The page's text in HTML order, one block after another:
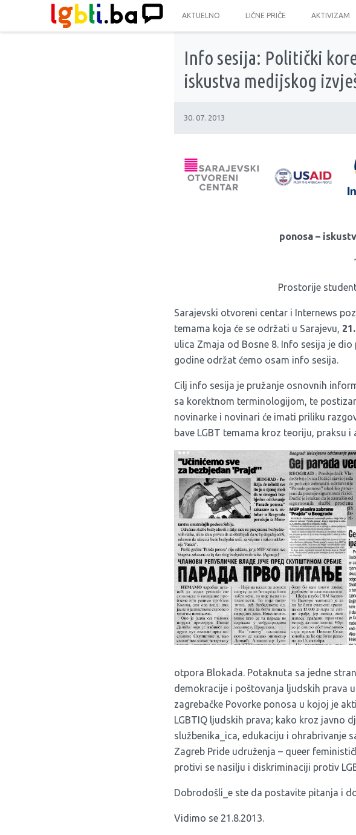
AKTUELNO LIČNE PRIČE AKTIVIZAM
Info sesija: Politički
iskustva medijskog
30. 07. 2013
ponosa –
Prostorije
Sarajevski otvoreni centar i Internews
temama koja će se održati u Sarajevu,
ulica Zmaja od Bosne 8. Info sesija je
godine održat ćemo osam info sesija.
Cilj info sesija je pružanje osnovnih
sa korektnom terminologijom, te
novinarke i novinari će imati priliku
bave LGBT temama kroz teoriju, praksu i
otpora Blokada. Potaknuta sa jedne
demokracije i poštovanja ljudskih prava
zagrebačke Povorke ponosa u kojoj je
LGBTIQ ljudskih prava; kako kroz javno
službenika_ica, edukaciju i ohrabrivanje
Zagreb Pride udruženja – queer
protivi se nasilju i diskriminaciji protiv
Dobrodošli_e ste da postavite pitanja i
Vidimo se 21.8.2013.